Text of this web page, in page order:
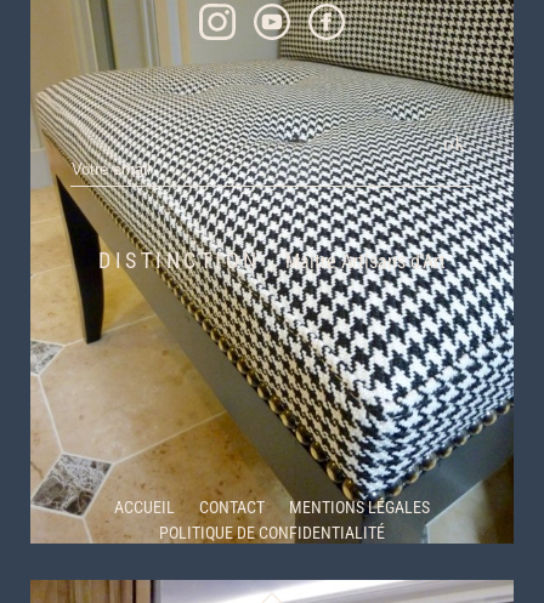
S’INSCRIRE À NOTRE NEWLETTER
ok
DISTINCTION Maitre Artisans d’Art
ACCUEIL CONTACT
MENTIONS LÉGALES
POLITIQUE DE CONFIDENTIALITÉ